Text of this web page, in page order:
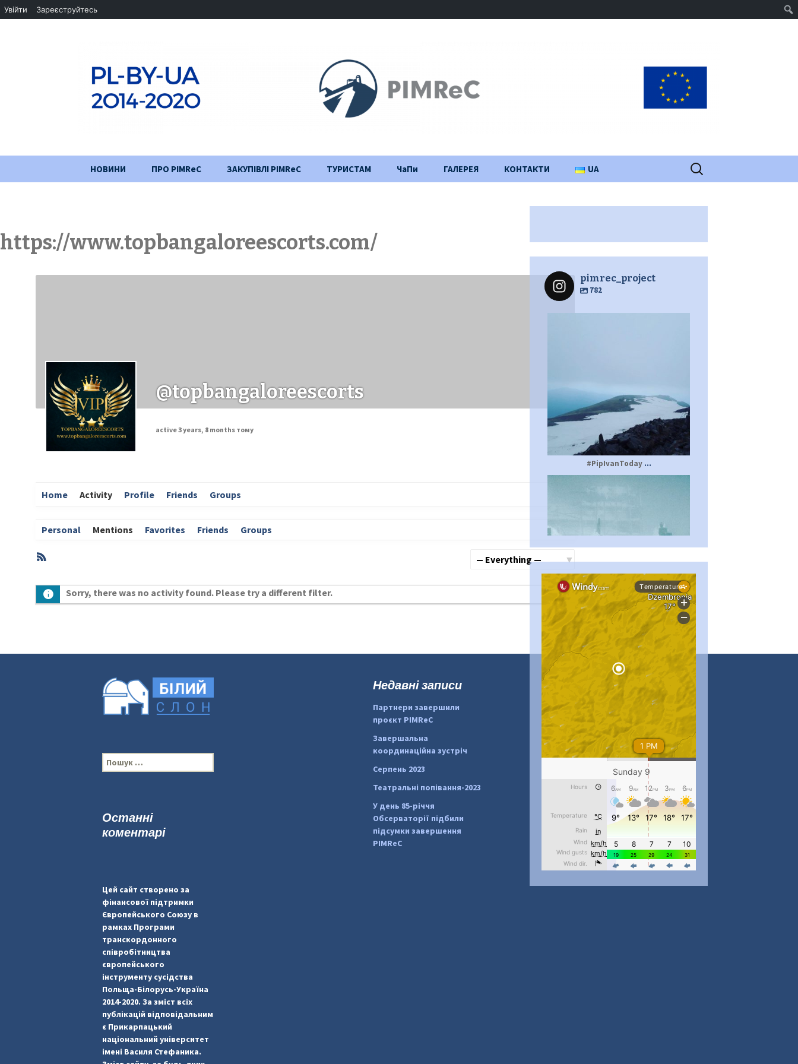
НОВИНИ ПРО PIMReC
Хід проекту
Заходи
ЗАКУПІВЛІ PIMReC ТУРИСТАМ ЧаПи ГАЛЕРЕЯ КОНТАКТИ UA Пошук:
https://www.topbangaloreescorts.com/
@topbangaloreescorts
active 3 years, 8 months тому
Home Activity Profile Friends Groups
Personal Mentions Favorites Friends Groups
Activities
RSS
Sorry, there was no activity found. Please try a different filter.
pimrec_project
782
#PipIvanToday ...
#PipIvanToday...
pimrec_project
#PipIvanToday ...
pimrec_project
П
о
:
Недавні записи
Партнери завершили
проєкт PIMReC
Завершальна
координаційна зустріч
Серпень 2023
Театральні попівання-2023
У день 85-річчя
Обсерваторії підбили
підсумки завершення
PIMReC
Останні
коментарі
Цей сайт створено за
фінансової підтримки
Європейського Союзу в
рамках Програми
транскордонного
співробітництва
європейського
інструменту сусідства
Польща-Білорусь-Україна
2014-2020. За зміст всіх
публікацій відповідальним
є Прикарпацький
національний університет
імені Василя Стефаника.
Увійти Зареєструйтесь